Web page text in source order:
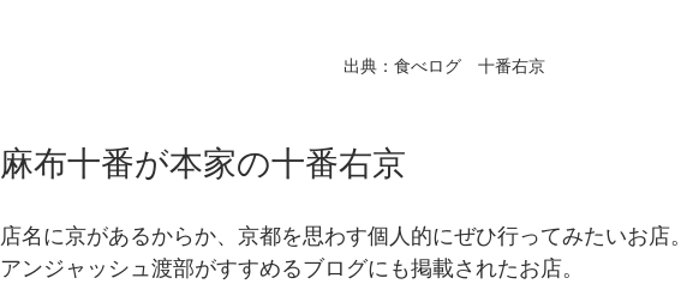
出典：食べログ　十番右京
麻布十番が本家の十番右京
店名に京があるからか、京都を思わす個人的にぜひ行ってみたいお店。
アンジャッシュ渡部がすすめるブログにも掲載されたお店。